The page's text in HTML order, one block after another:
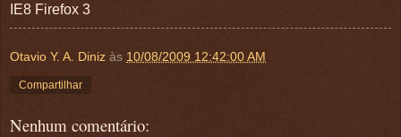
IE8 Firefox 3
Otavio Y. A. Diniz às 10/08/2009 12:42:00 AM
Compartilhar
Nenhum comentário: